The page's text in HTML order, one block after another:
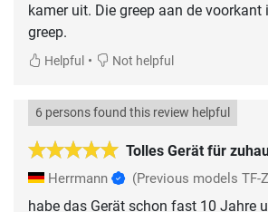
kamer uit. Die greep aan de voorkant
greep.
Helpful • Not helpful
Tolles Gerät für
6 persons found this review helpful
Herrmann (Previous models TF-
habe das Gerät schon fast 10 Jahre